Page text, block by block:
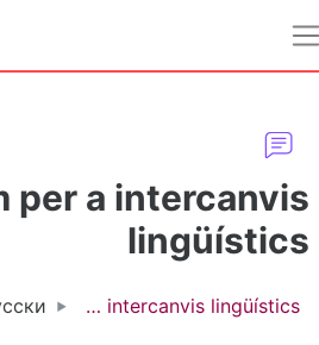
per a
Fòrum per a intercanvis lingüístics